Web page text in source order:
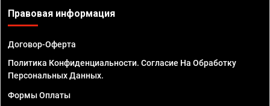
Правовая информация
Договор-Оферта
Политика Конфиденциальности. Согласие На Обработку
Персональных Данных.
Формы Оплаты